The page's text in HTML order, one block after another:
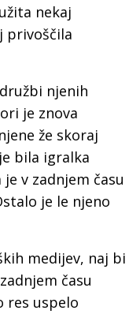
nekaj
privoščila
njenih
je znova
že skoraj
bila igralka
v zadnjem času
je le njeno
medijev, naj bi
času
res uspelo